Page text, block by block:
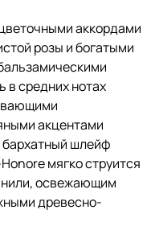
аккордами
розы и богатыми
в средних нотах
акцентами
шлейф
мягко струится
освежающим
древесно-